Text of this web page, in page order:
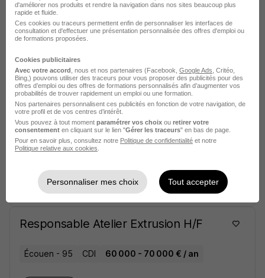
Industrielles H/F
Écouen - 95 CDI
Voir l’offre
il y a 18 jours
Alternant Juriste H/F
Écouen - 95
Alternance
492,22 - 1 823,03 € / mois
Voir l’offre
il y a 18 jours
Responsable Atelier Extrusion H/F
Écouen - 95 CDI 60 000 - 70 000 € / an
d'améliorer nos produits et rendre la navigation dans nos sites beaucoup plus
rapide et fluide.
Ces cookies ou traceurs permettent enfin de personnaliser les interfaces de
consultation et d'effectuer une présentation personnalisée des offres d'emploi ou
de formations proposées.
Cookies publicitaires
Avec votre accord , nous et nos partenaires (Facebook, Google Ads , Critéo,
Bing,) pouvons utiliser des traceurs pour vous proposer des publicités pour des
offres d’emploi ou des offres de formations personnalisés afin d’augmenter vos
probabilités de trouver rapidement un emploi ou une formation.
Nos partenaires personnalisent ces publicités en fonction de votre navigation, de
votre profil et de vos centres d’intérêt.
Vous pouvez à tout moment paramétrer vos choix ou retirer votre
consentement en cliquant sur le lien "Gérer les traceurs" en bas de page.
Pour en savoir plus, consultez notre Politique de confidentialité et notre
Politique relative aux cookies
Personnaliser mes choix Tout accepter